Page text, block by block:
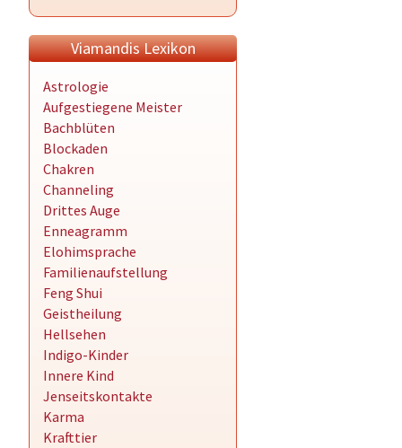
Viamandis Lexikon
Astrologie
Aufgestiegene Meister
Bachblüten
Blockaden
Chakren
Channeling
Drittes Auge
Enneagramm
Elohimsprache
Familienaufstellung
Feng Shui
Geistheilung
Hellsehen
Indigo-Kinder
Innere Kind
Jenseitskontakte
Karma
Krafttier